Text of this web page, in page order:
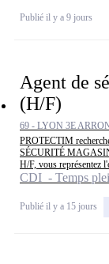
Publié il y a 9 jours
Agent de
(H/F)
69 - LYON 3E
PROTECTIM
SÉCURITÉ MAGASIN
H/F, vous représentez
CDI - Temps
Publié il y a 15 jours